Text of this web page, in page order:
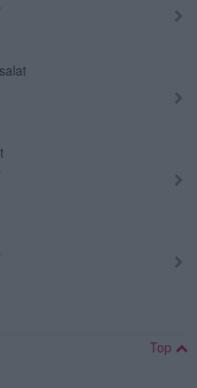
Top